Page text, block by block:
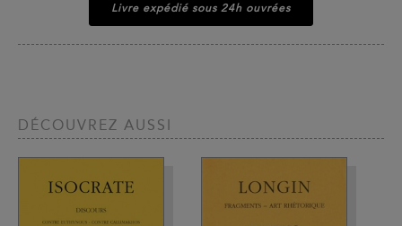
Livre expédié sous 24h ouvrées
DÉCOUVREZ AUSSI